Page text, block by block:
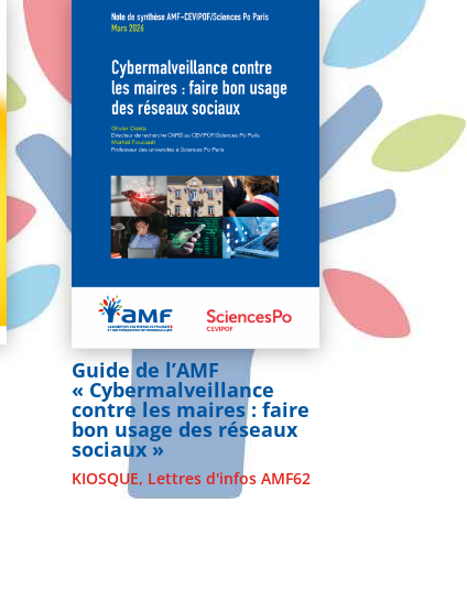
Guide de l’AMF
« Cybermalveillance
contre les maires : faire
bon usage des réseaux
sociaux »
KIOSQUE, Lettres d'infos AMF62